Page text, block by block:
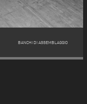
BANCHI DI ASSEMBLAGGIO